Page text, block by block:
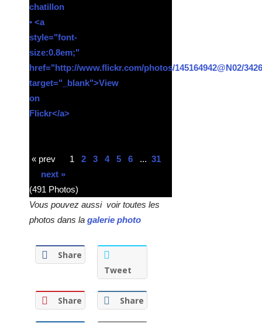
« prev 1 2 3 4 5 6 ... 31
next »
(491 Photos)
Vous pouvez aussi voir toutes les
photos dans la galerie photo
Share
Tweet
Share Share